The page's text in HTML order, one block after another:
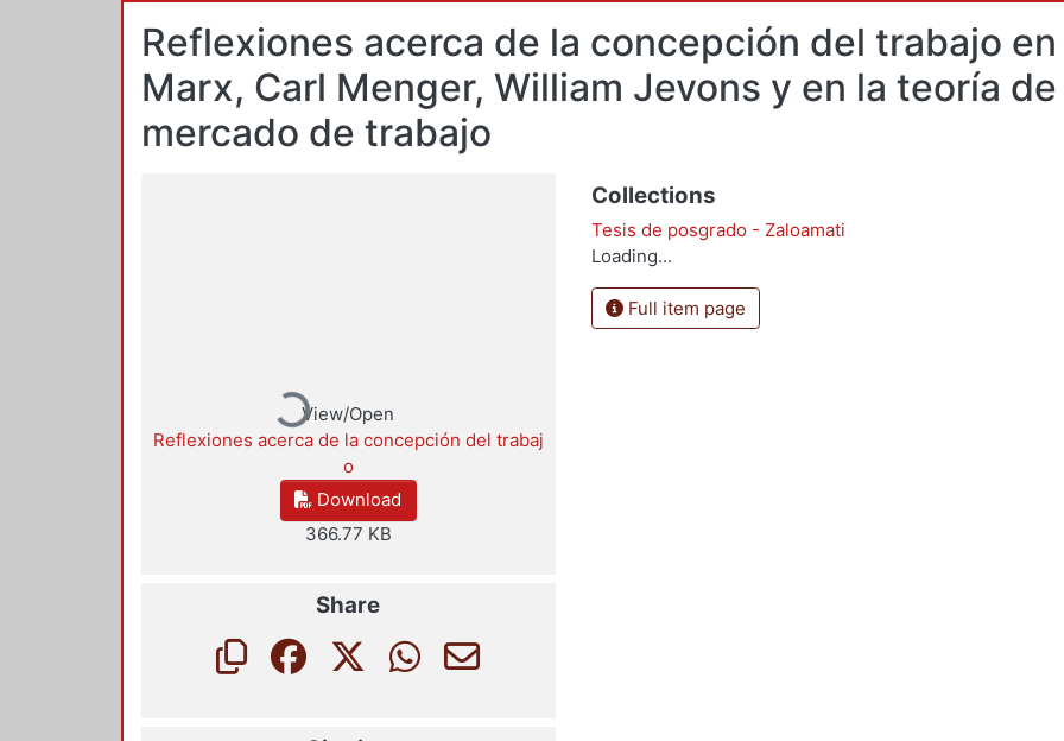
Reflexiones acerca de la concepción del trabajo
Marx, Carl Menger, William Jevons y en la teoría
mercado de trabajo
Loading...
View/Open
Reflexiones acerca de la concepción del trabaj
o
Download
366.77 KB
Share
Collections
Tesis de posgrado - Zaloamati
Loading...
Full item page